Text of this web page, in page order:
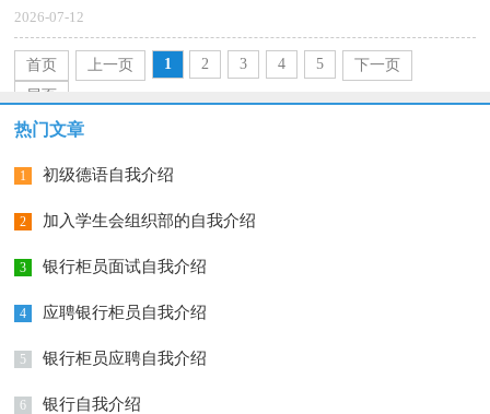
我介绍才合适呢？以下是小编为大家整理的房地产销...
2026-07-12
首页 上一页 1 2 3 4 5
下一页
尾页
热门文章
1 初级德语自我介绍
2 加入学生会组织部的自我介绍
3 银行柜员面试自我介绍
4 应聘银行柜员自我介绍
5 银行柜员应聘自我介绍
6 银行自我介绍